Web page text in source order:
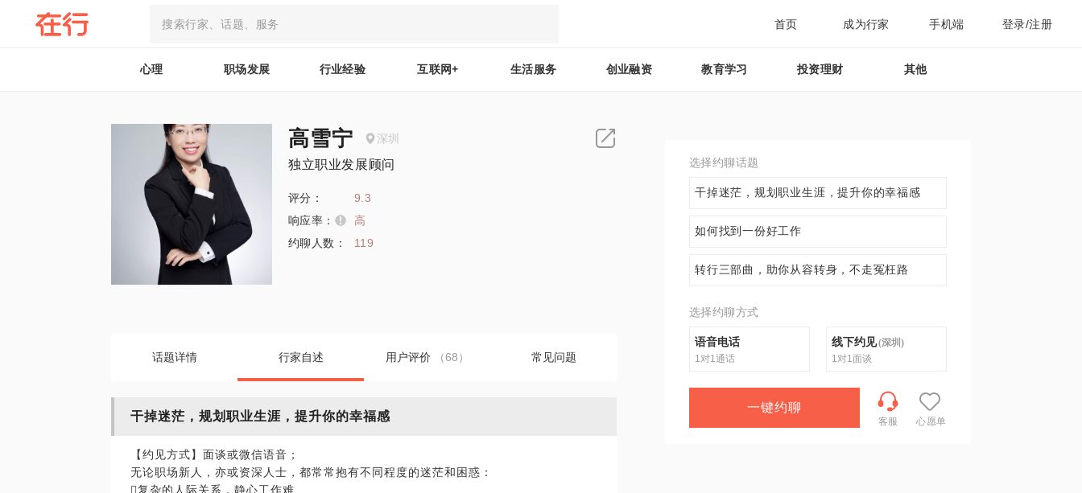
首页 成为行家 手机端 登录/注册
心理 职场发展 行业经验 互联网+ 生活服务 创业融资 教育学习 投资理财 其他
高雪宁 深圳
独立职业发展顾问
评分：
9.3
响应率：
高
约聊人数：
119
话题详情 行家自述 用户评价 （68） 常见问题
干掉迷茫，规划职业生涯，提升你的幸福感
【约见方式】面谈或微信语音；
无论职场新人，亦或资深人士，都常常抱有不同程度的迷茫和困惑：
复杂的人际关系，静心工作难
选择约聊话题
干掉迷茫，规划职业生涯，提升你的幸福感
如何找到一份好工作
转行三部曲，助你从容转身，不走冤枉路
选择约聊方式
语音电话
1对1通话
线下约见(深圳 )
1对1面谈
一键约聊
客服 心愿单